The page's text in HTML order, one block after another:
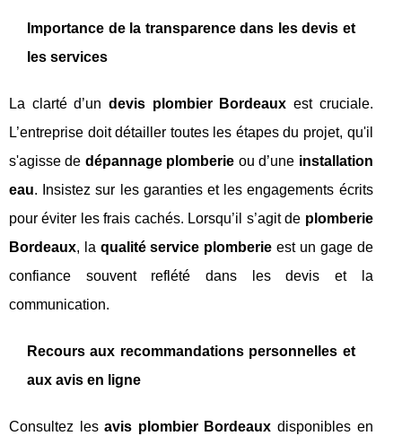
Importance de la transparence dans les devis et
les services
La clarté d’un devis plombier Bordeaux est cruciale.
L’entreprise doit détailler toutes les étapes du projet, qu'il
s'agisse de dépannage plomberie ou d’une installation
eau. Insistez sur les garanties et les engagements écrits
pour éviter les frais cachés. Lorsqu’il s’agit de plomberie
Bordeaux, la qualité service plomberie est un gage de
confiance souvent reflété dans les devis et la
communication.
Recours aux recommandations personnelles et
aux avis en ligne
Consultez lesavis plombier Bordeaux disponibles en